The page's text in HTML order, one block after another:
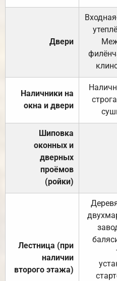
Двери
Наличники на
окна и двери
Шиповка
оконных и
дверных
проёмов
(ройки)
Лестница (при
наличии
второго этажа)